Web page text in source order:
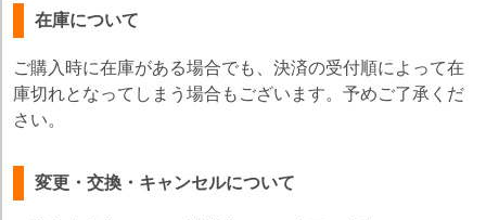
在庫について
ご購入時に在庫がある場合でも、決済の受付順によって在
庫切れとなってしまう場合もございます。予めご了承くだ
さい。
変更・交換・キャンセルについて